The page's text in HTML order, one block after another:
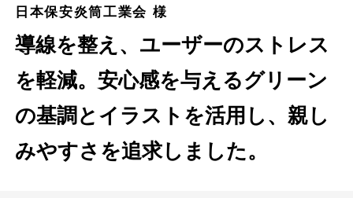
無料ウェブ診断
サービス
事例
日本保安炎筒工業会 様
導線を整え、ユーザーのストレス
を軽減。安心感を与えるグリーン
の基調とイラストを活用し、親し
みやすさを追求しました。